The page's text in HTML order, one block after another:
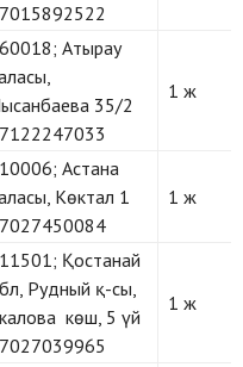
Атырау
35/2
1 ж
Астана
Көктал 1
1 ж
Қостанай
Рудный қ-сы,
көш, 5 үй
1 ж